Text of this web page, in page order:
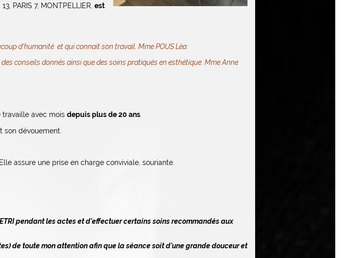
PARIS 7, MONTPELLIER, est
d'humanité et qui connait son travail. Mme POUS Léa
conseils donnés ainsi que des soins pratiqués en esthétique. Mme Anne
travaille avec mois depuis plus de 20 ans
dévouement.
Elle assure une prise en charge conviviale, souriante.
pendant les actes et d'effectuer certains soins recommandés aux
de toute mon attention afin que la séance soit d'une grande douceur et